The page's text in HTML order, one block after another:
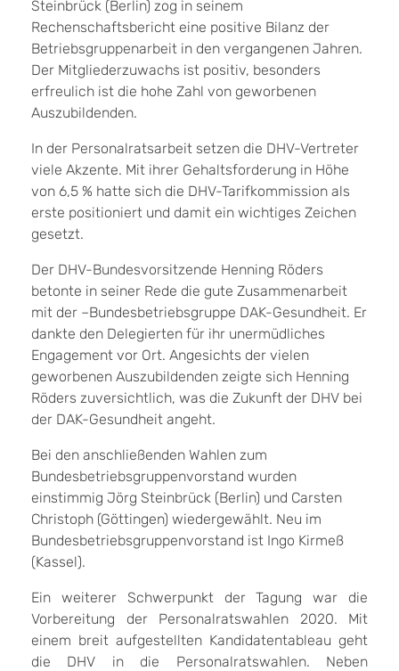
Steinbrück (Berlin) zog in seinem
Rechenschaftsbericht eine positive Bilanz der
Betriebsgruppenarbeit in den vergangenen Jahren.
Der Mitgliederzuwachs ist positiv, besonders
erfreulich ist die hohe Zahl von geworbenen
Auszubildenden.
In der Personalratsarbeit setzen die DHV-Vertreter
viele Akzente. Mit ihrer Gehaltsforderung in Höhe
von 6,5 % hatte sich die DHV-Tarifkommission als
erste positioniert und damit ein wichtiges Zeichen
gesetzt.
Der DHV-Bundesvorsitzende Henning Röders
betonte in seiner Rede die gute Zusammenarbeit
mit der –Bundesbetriebsgruppe DAK-Gesundheit. Er
dankte den Delegierten für ihr unermüdliches
Engagement vor Ort. Angesichts der vielen
geworbenen Auszubildenden zeigte sich Henning
Röders zuversichtlich, was die Zukunft der DHV bei
der DAK-Gesundheit angeht.
Bei den anschließenden Wahlen zum
Bundesbetriebsgruppenvorstand wurden
einstimmig Jörg Steinbrück (Berlin) und Carsten
Christoph (Göttingen) wiedergewählt. Neu im
Bundesbetriebsgruppenvorstand ist Ingo Kirmeß
(Kassel).
Ein weiterer Schwerpunkt der Tagung war die
Vorbereitung der Personalratswahlen 2020. Mit
einem breit aufgestellten Kandidatentableau geht
die DHV in die Personalratswahlen. Neben